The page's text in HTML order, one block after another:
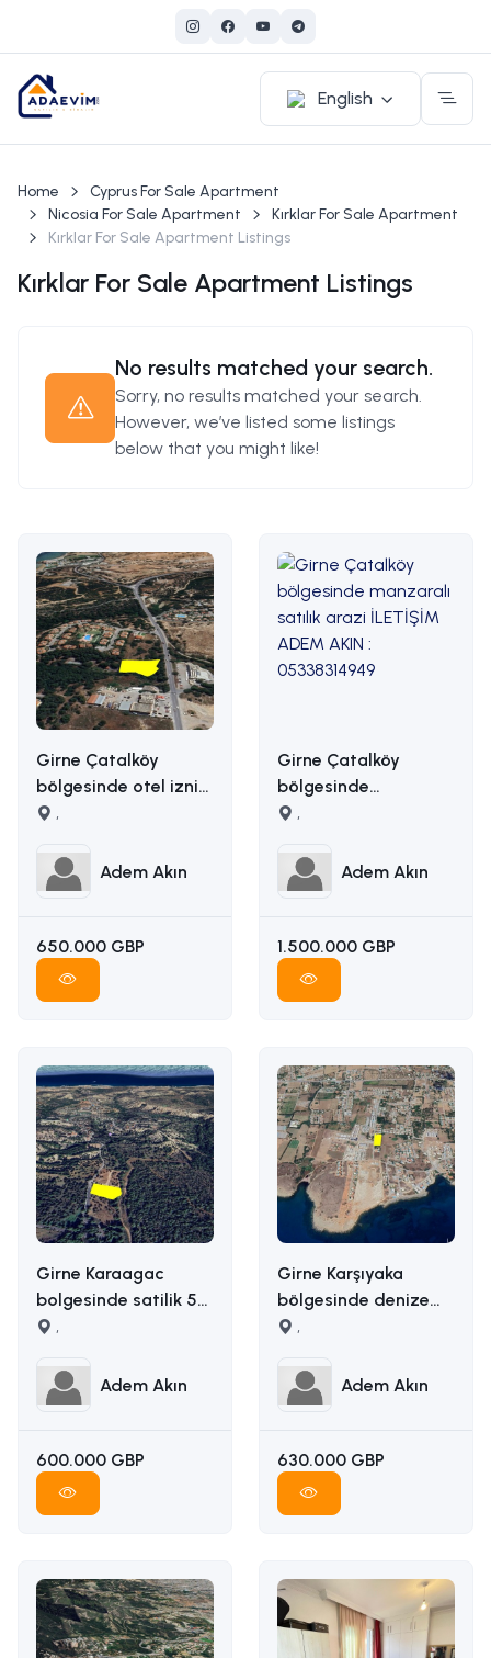
English
Home
Cyprus For Sale Apartment
Nicosia For Sale Apartment
Kırklar For Sale Apartment
Kırklar For Sale Apartment Listings
Kırklar For Sale Apartment Listings
No results matched your search.
Sorry, no results matched your search.
However, we’ve listed some listings
below that you might like!
Girne Çatalköy
bölgesinde otel izni
alınmış 2173m2 satılık
ADEM AKIN
:05338314949
,
Adem Akın
650.000 GBP
Girne Çatalköy
bölgesinde
manzaralı satılık
AKIN : 05338314949
,
Adem Akın
1.500.000 GBP
Girne Karaagac
bolgesinde satilik 5
donum satilik arazi
05338314949
,
Adem Akın
600.000 GBP
Girne Karşıyaka
bölgesinde denize
yakın uygun fiyata
satılık arazi İLETİŞİM
ADEM AKIN
,
Adem Akın
630.000 GBP